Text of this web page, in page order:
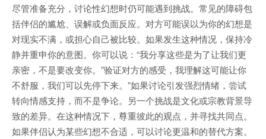
尽管准备充分，讨论性幻想时仍可能遇到挑战。常见的障碍包
括伴侣的尴尬、误解或负面反应。对方可能误以为你的幻想是
对现实不满，或担心自己被比较。如果发生这种情况，保持冷
静并重申你的意图。你可以说：“我分享这些是为了让我们更
亲密，不是要改变你。”验证对方的感受，我理解这可能让你
不舒服，我们可以先停下来。”如果讨论引发强烈情绪，尝试
转向情感支持，而不是争论。另一个挑战是文化或宗教背景导
致的差异。在这种情况下，尊重彼此的观点，并寻找共同点。
如果伴侣认为某些幻想不合适，可以讨论更温和的替代方案。